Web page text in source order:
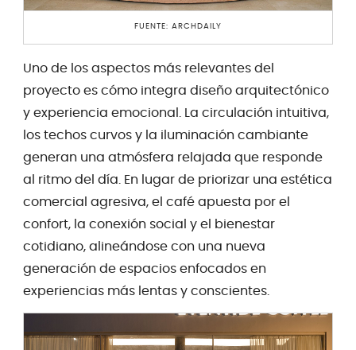
FUENTE: ARCHDAILY
Uno de los aspectos más relevantes del
proyecto es cómo integra diseño arquitectónico
y experiencia emocional. La circulación intuitiva,
los techos curvos y la iluminación cambiante
generan una atmósfera relajada que responde
al ritmo del día. En lugar de priorizar una estética
comercial agresiva, el café apuesta por el
confort, la conexión social y el bienestar
cotidiano, alineándose con una nueva
generación de espacios enfocados en
experiencias más lentas y conscientes.